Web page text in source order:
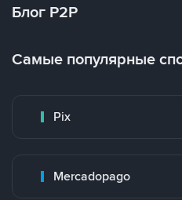
Блог P2P
Самые популярные
Pix
Mercadopago